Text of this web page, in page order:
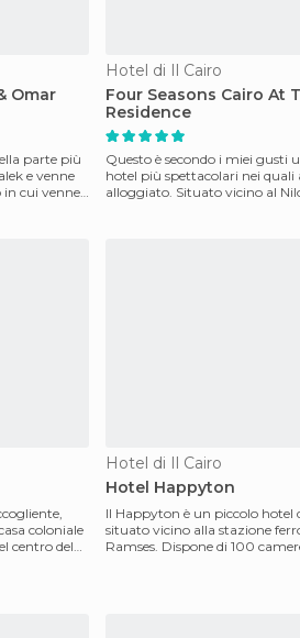
Omar
parte più
e venne
in cui venne
Hotel di Il Cairo
Four Seasons Cairo At
Residence
Questo è secondo i miei gusti
hotel più spettacolari nei quali
alloggiato. Situato vicino al
coloniale
centro del
Hotel di Il Cairo
Hotel Happyton
Il Happyton è un piccolo hotel
situato vicino alla stazione
Ramses. Dispone di 100